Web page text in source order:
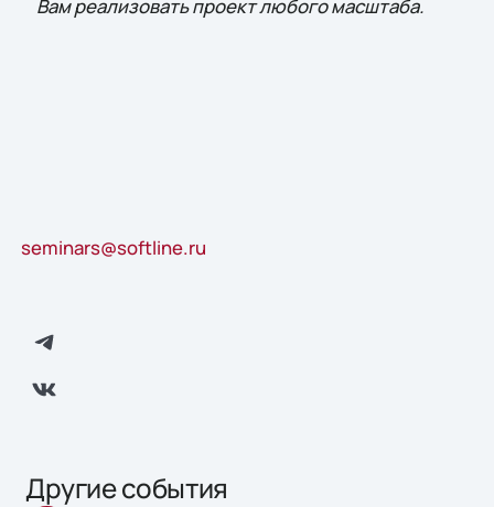
Вам реализовать проект любого масштаба.
seminars@softline.ru
Другие события